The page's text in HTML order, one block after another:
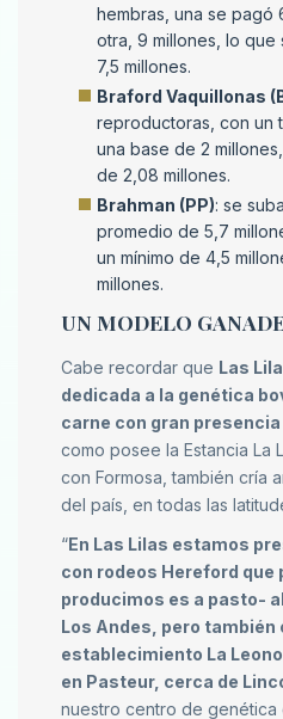
hembras, una se pagó
otra, 9 millones, lo
7,5 millones.
Braford Vaquillonas
reproductoras, con un
una base de 2
de 2,08 millones.
Brahman (PP): se
promedio de 5,7
un mínimo de 4,5
millones.
UN MODELO
Cabe recordar que Las
dedicada a la genética
carne con gran
como posee la Estancia La
con Formosa, también cría
del país, en todas las
“En Las Lilas estamos
con rodeos Hereford que
producimos es a pasto-
Los Andes, pero también
establecimiento La
en Pasteur, cerca de
nuestro centro de genética